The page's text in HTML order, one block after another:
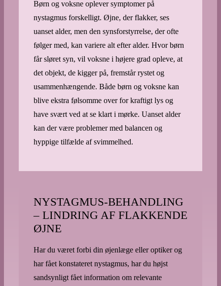
Børn og voksne oplever symptomer på
nystagmus forskelligt. Øjne, der flakker, ses
uanset alder, men den synsforstyrrelse, der ofte
følger med, kan variere alt efter alder. Hvor børn
får sløret syn, vil voksne i højere grad opleve, at
det objekt, de kigger på, fremstår rystet og
usammenhængende. Både børn og voksne kan
blive ekstra følsomme over for kraftigt lys og
have svært ved at se klart i mørke. Uanset alder
kan der være problemer med balancen og
hyppige tilfælde af svimmelhed.
NYSTAGMUS-BEHANDLING
– LINDRING AF FLAKKENDE
ØJNE
Har du været forbi din øjenlæge eller optiker og
har fået konstateret nystagmus, har du højst
sandsynligt fået information om relevante